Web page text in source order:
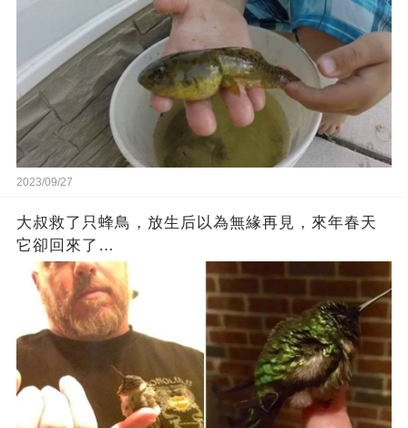
2023/09/27
大叔救了只蜂鳥，放生后以為無緣再見，來年春天
它卻回來了…